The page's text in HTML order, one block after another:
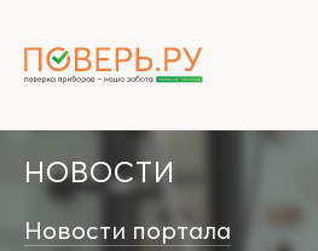
НОВОСТИ
Новости портала